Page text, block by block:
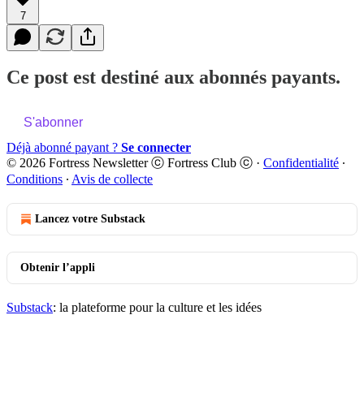
7
Ce post est destiné aux abonnés payants.
S'abonner
Déjà abonné payant ? Se connecter
© 2026 Fortress Newsletter ⓒ Fortress Club ⓒ · Confidentialité ∙
Conditions ∙ Avis de collecte
Lancez votre Substack
Obtenir l’appli
Substack: la plateforme pour la culture et les idées